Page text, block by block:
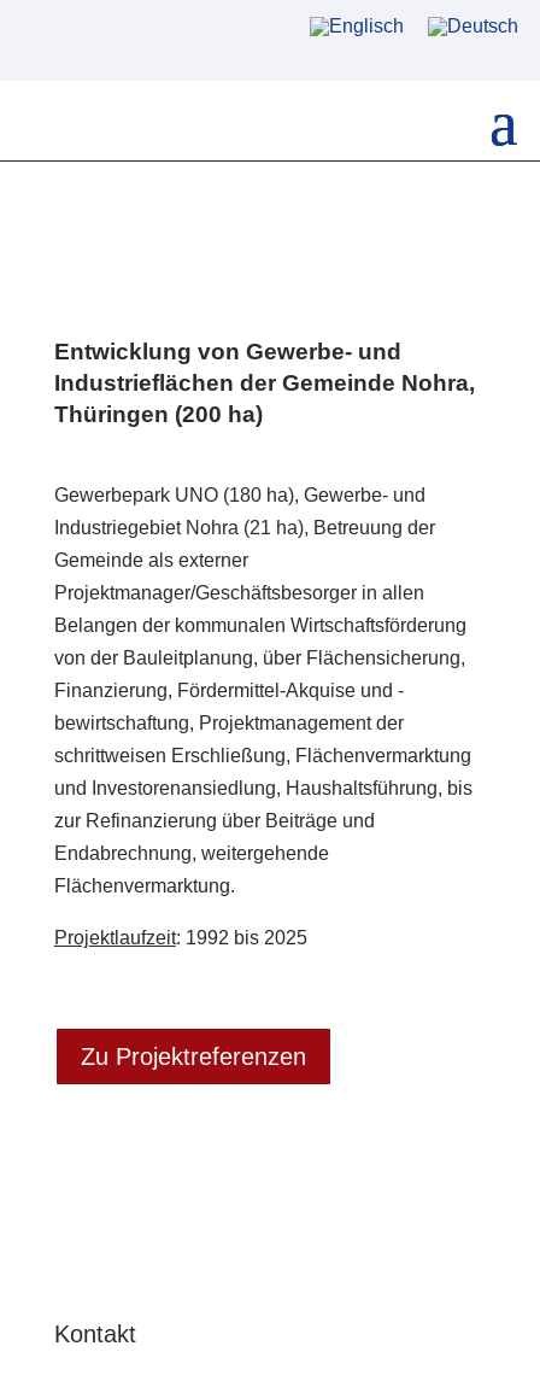
Entwicklung von Gewerbe- und
Industrieflächen der Gemeinde Nohra,
Thüringen (200 ha)
Gewerbepark UNO (180 ha), Gewerbe- und
Industriegebiet Nohra (21 ha), Betreuung der
Gemeinde als externer
Projektmanager/Geschäftsbesorger in allen
Belangen der kommunalen Wirtschafts­förderung
von der Bauleitplanung, über Flächensicherung,
Finanzierung, Fördermittel-Akquise und -
bewirtschaftung, Projektmanagement der
schrittweisen Erschließung, Flächen­vermarktung
und Investorenansiedlung, Haushaltsführung, bis
zur Refinanzierung über Beiträge und
Endabrechnung, weitergehende
Flächenvermarktung.
Projektlaufzeit: 1992 bis 2025
Zu Projektreferenzen
Kontakt